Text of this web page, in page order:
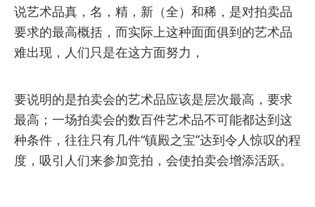
说艺术品真，名，精，新（全）和稀，是对拍卖品
要求的最高概括，而实际上这种面面俱到的艺术品
难出现，人们只是在这方面努力，
要说明的是拍卖会的艺术品应该是层次最高，要求
最高；一场拍卖会的数百件艺术品不可能都达到这
种条件，往往只有几件“镇殿之宝”达到令人惊叹的程
度，吸引人们来参加竞拍，会使拍卖会增添活跃。